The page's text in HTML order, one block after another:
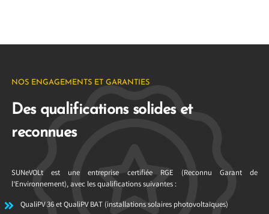
NOS ENGAGEMENTS ET GARANTIES
Des qualifications solides et
reconnues
SUNeVOLt est une entreprise certifiée RGE (Reconnu Garant de
l’Environnement), avec les qualifications suivantes :
QualiPV 36 et QualiPV BAT (installations solaires photovoltaïques)